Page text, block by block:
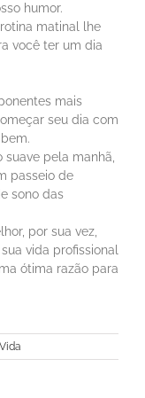
humor.
matinal lhe
você ter um dia
mais
seu dia com
pela manhã,
passeio de
sono das
por sua vez,
vida profissional
ótima razão para